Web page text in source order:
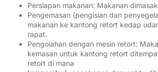
Persiapan makanan: Makanan
Pengemasan (pengisian dan
makanan ke kantong retort kedap
rapat.
Pengolahan dengan mesin retort:
kemasan untuk kantong retort
retort di mana